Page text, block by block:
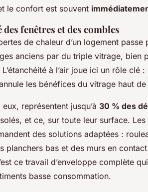
le confort est souvent
des fenêtres et des combles
de chaleur d’un logement
anciens par du triple vitrage, bien
à l’air joue ici un rôle clé
les bénéfices du vitrage haut de
représentent jusqu’à 30 % des
et ce, sur toute leur surface.
des solutions adaptées :
planchers bas et des murs en
ce travail d’enveloppe complète
basse consommation.